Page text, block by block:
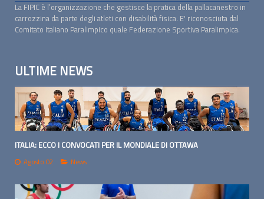
La FIPIC è l’organizzazione che gestisce la pratica della pallacanestro in
carrozzina da parte degli atleti con disabilità fisica. E' riconosciuta dal
Comitato Italiano Paralimpico quale Federazione Sportiva Paralimpica.
ULTIME NEWS
ITALIA: ECCO I CONVOCATI PER IL MONDIALE DI OTTAWA
Agosto 02 News